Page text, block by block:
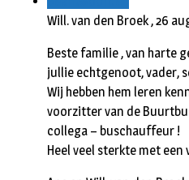
Will. van den Broek ,26
Beste familie , van harte
jullie echtgenoot, vader,
Wij hebben hem leren
voorzitter van de
collega – buschauffeur !
Heel veel sterkte met